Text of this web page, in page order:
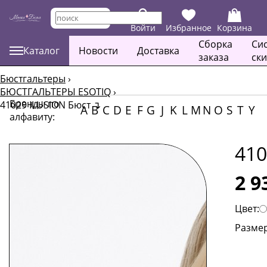
Войти Избранное Корзина
Каталог Новости Доставка
Сборка
заказа
Бюстгальтеры ›
БЮСТГАЛЬТЕРЫ ESOTIQ›
41029 ILUSION Бюст↴
Бренды по
алфавиту:
A B C D E F G J K L MN O S T Y
2
Цвет: